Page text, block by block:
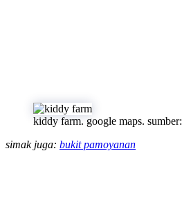
kiddy farm. google maps. sumber:
simak juga: bukit pamoyanan